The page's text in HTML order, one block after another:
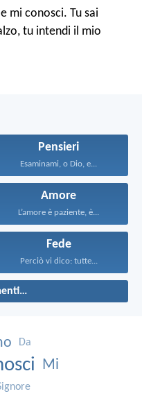
mi conosci. Tu sai
tu intendi il mio
Pensieri
Esaminami, o Dio, e...
Amore
L’amore è paziente, è...
Fede
Perciò vi dico: tutte...
Da
Mi